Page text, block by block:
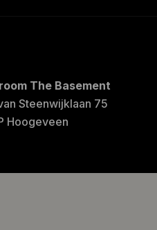
The Basement
Steenwijklaan 75
Hoogeveen